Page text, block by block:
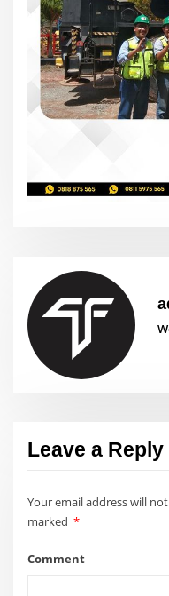
Leave a Reply
Your email address will
marked *
Comment